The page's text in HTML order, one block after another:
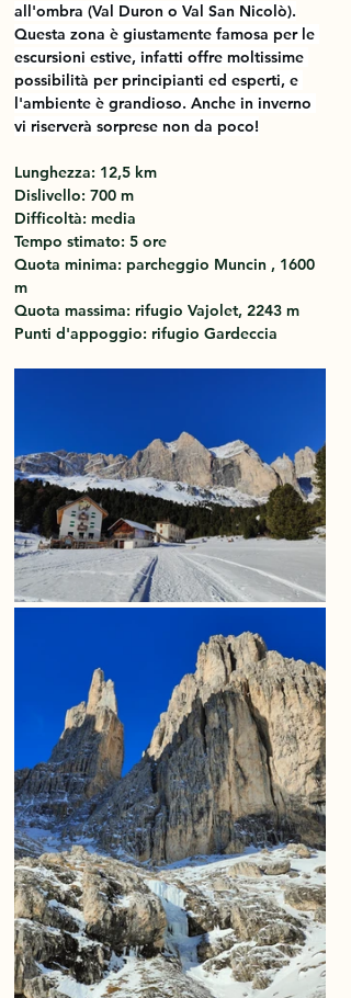
all'ombra (Val Duron o Val San Nicolò).
Questa zona è giustamente famosa per le
escursioni estive, infatti offre moltissime
possibilità per principianti ed esperti, e
l'ambiente è grandioso. Anche in inverno
vi riserverà sorprese non da poco!
Lunghezza: 12,5 km
Dislivello: 700 m
Difficoltà: media
Tempo stimato: 5 ore
Quota minima: parcheggio Muncin , 1600
m
Quota massima: rifugio Vajolet, 2243 m
Punti d'appoggio: rifugio Gardeccia